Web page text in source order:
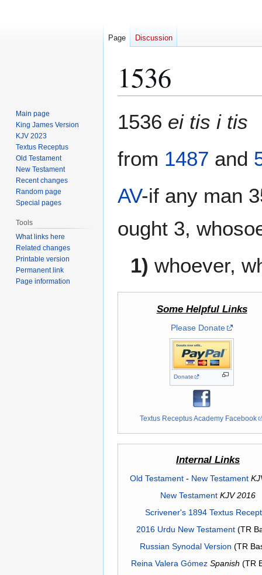
1536
1536 ei tis i tis
from 1487 and
AV-if any man
ought 3,
1) whoever,
Some Helpful Links
Please Donate
Donate
Textus Receptus Academy Facebook
Internal Links
Old Testament- New Testament
New Testament KJV 2016
Scrivener's 1894 Textus
2016 Urdu New Testament(TR
Russian Synodal Version (TR
Reina Valera Gómez Spanish (TR
Page Discussion
Main page
King James Version
KJV 2023
Textus Receptus
Old Testament
New Testament
Recent changes
Random page
Special pages
Tools
What links here
Related changes
Printable version
Permanent link
Page information